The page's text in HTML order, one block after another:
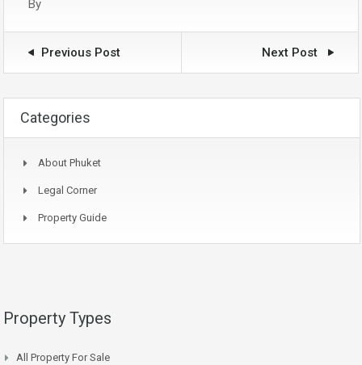
By
Previous Post Next Post
Categories
About Phuket
Legal Corner
Property Guide
Property Types
All Property For Sale